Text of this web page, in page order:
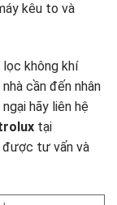
kêu to và
lọc không khí
cần đến nhân
hãy liên hệ
tại
tư vấn và